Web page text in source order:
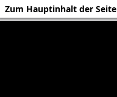
Zum Hauptinhalt der Seite